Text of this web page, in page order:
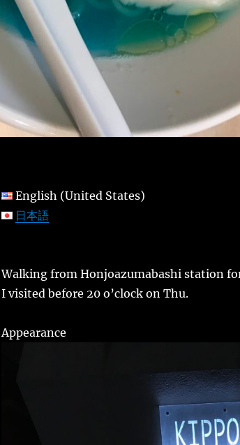
English (United States)
日本語
Walking from Honjoazumabashi station
I visited before 20 o’clock on Thu.
Appearance